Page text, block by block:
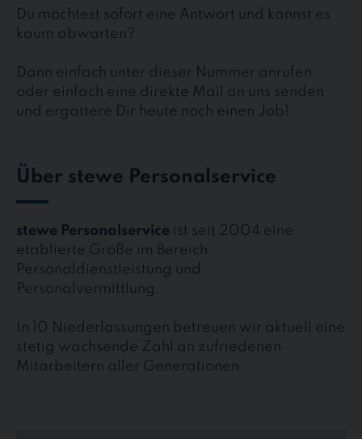
Du möchtest sofort eine Antwort und kannst es
kaum abwarten?
Dann einfach unter dieser Nummer anrufen
oder einfach eine direkte Mail an uns senden
und ergattere Dir heute noch einen Job!
Über stewe Personalservice
stewe Personalservice ist seit 2004 eine
etablierte Größe im Bereich
Personaldienstleistung und
Personalvermittlung.
In 10 Niederlassungen betreuen wir aktuell eine
stetig wachsende Zahl an zufriedenen
Mitarbeitern aller Generationen.